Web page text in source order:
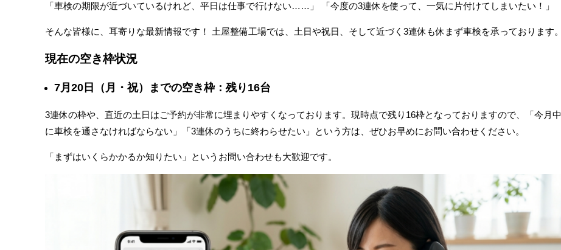
「車検の期限が近づいているけれど、平日は仕事で行けない……」 「今度の3連休を使って、一気に片付けてしまいたい！」
そんな皆様に、耳寄りな最新情報です！ 土屋整備工場では、土日や祝日、そして近づく3連休も休まず車検を承っております。
現在の空き枠状況
7月20日（月・祝）までの空き枠：残り16台
3連休の枠や、直近の土日はご予約が非常に埋まりやすくなっております。現時点で残り16枠となっておりますので、「今月中
に車検を通さなければならない」「3連休のうちに終わらせたい」という方は、ぜひお早めにお問い合わせください。
「まずはいくらかかるか知りたい」というお問い合わせも大歓迎です。